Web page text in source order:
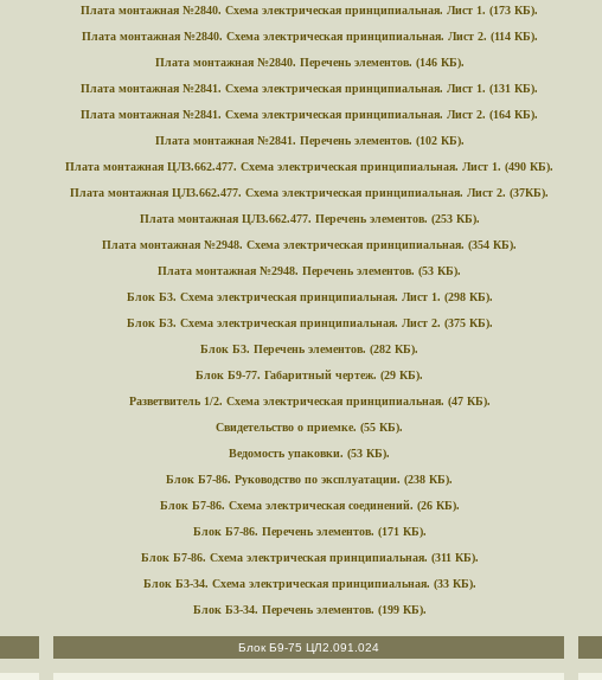
Плата монтажная №2840. Схема электрическая принципиальная. Лист 1. (173 КБ).
Плата монтажная №2840. Схема электрическая принципиальная. Лист 2. (114 КБ).
Плата монтажная №2840. Перечень элементов. (146 КБ).
Плата монтажная №2841. Схема электрическая принципиальная. Лист 1. (131 КБ).
Плата монтажная №2841. Схема электрическая принципиальная. Лист 2. (164 КБ).
Плата монтажная №2841. Перечень элементов. (102 КБ).
Плата монтажная ЦЛ3.662.477. Схема электрическая принципиальная. Лист 1. (490 КБ).
Плата монтажная ЦЛ3.662.477. Схема электрическая принципиальная. Лист 2. (37КБ).
Плата монтажная ЦЛ3.662.477. Перечень элементов. (253 КБ).
Плата монтажная №2948. Схема электрическая принципиальная. (354 КБ).
Плата монтажная №2948. Перечень элементов. (53 КБ).
Блок Б3. Схема электрическая принципиальная. Лист 1. (298 КБ).
Блок Б3. Схема электрическая принципиальная. Лист 2. (375 КБ).
Блок Б3. Перечень элементов. (282 КБ).
Блок Б9-77. Габаритный чертеж. (29 КБ).
Разветвитель 1/2. Схема электрическая принципиальная. (47 КБ).
Свидетельство о приемке. (55 КБ).
Ведомость упаковки. (53 КБ).
Блок Б7-86. Руководство по эксплуатации. (238 КБ).
Блок Б7-86. Схема электрическая соединений. (26 КБ).
Блок Б7-86. Перечень элементов. (171 КБ).
Блок Б7-86. Схема электрическая принципиальная. (311 КБ).
Блок Б3-34. Схема электрическая принципиальная. (33 КБ).
Блок Б3-34. Перечень элементов. (199 КБ).
Блок Б9-75 ЦЛ2.091.024